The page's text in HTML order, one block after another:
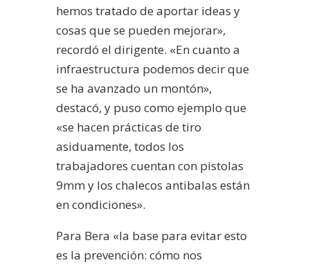
hemos tratado de aportar ideas y
cosas que se pueden mejorar»,
recordó el dirigente. «En cuanto a
infraestructura podemos decir que
se ha avanzado un montón»,
destacó, y puso como ejemplo que
«se hacen prácticas de tiro
asiduamente, todos los
trabajadores cuentan con pistolas
9mm y los chalecos antibalas están
en condiciones».
Para Bera «la base para evitar esto
es la prevención: cómo nos